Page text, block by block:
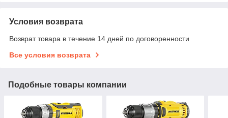
Условия возврата
Возврат товара в течение 14 дней по договоренности
Все условия возврата
Подобные товары компании